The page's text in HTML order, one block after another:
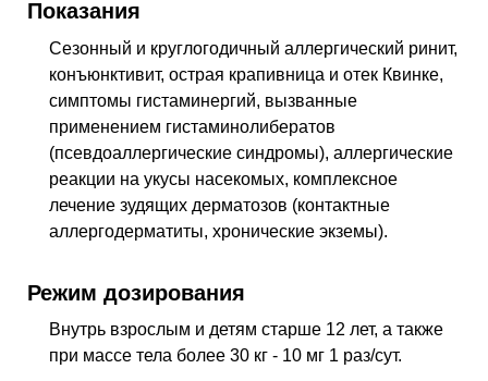
Показания
Сезонный и круглогодичный аллергический ринит,
конъюнктивит, острая крапивница и отек Квинке,
симптомы гистаминергий, вызванные
применением гистаминолибератов
(псевдоаллергические синдромы), аллергические
реакции на укусы насекомых, комплексное
лечение зудящих дерматозов (контактные
аллергодерматиты, хронические экземы).
Режим дозирования
Внутрь взрослым и детям старше 12 лет, а также
при массе тела более 30 кг - 10 мг 1 раз/сут.